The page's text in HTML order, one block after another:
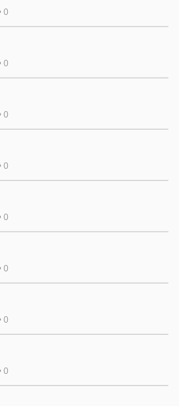
0
0
0
0
0
0
0
0